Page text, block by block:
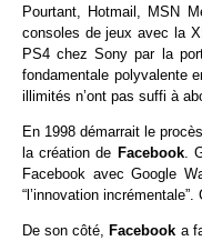
Pourtant, Hotmail, MSN
consoles de jeux avec la
PS4 chez Sony par la
fondamentale polyvalente
illimités n’ont pas suffi à
En 1998 démarrait le
la création de Facebook.
Facebook avec Google
“l’innovation
De son côté, Facebook a